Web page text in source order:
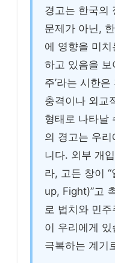
경고는 한국의
문제가 아닌,
에 영향을 미
하고 있음을 보
주’라는 시한
충격이나 외교
형태로 나타날
의 경고는 우
니다. 외부 개
라, 고든 창이
up, Fight)”고
로 법치와 민
이 우리에게
극복하는 계기